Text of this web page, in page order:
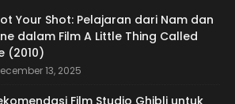
Your Shot: Pelajaran dari Nam dan
dalam Film A Little Thing Called
(2010)
13, 2025
Film Studio Ghibli untuk